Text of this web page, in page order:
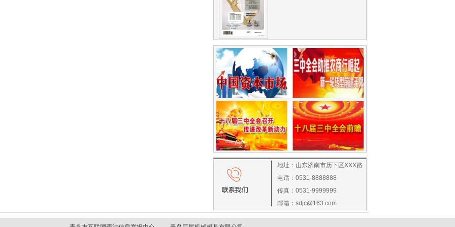
地址：山东济南市历下区XXX路
电话：0531-8888888
传真：0531-9999999
邮箱：sdjc@163.com